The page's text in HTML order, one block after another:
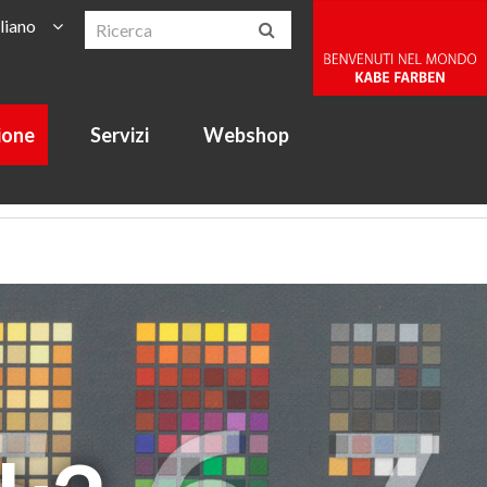
Servizi Webshop